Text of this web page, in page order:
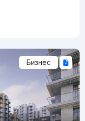
Бизнес